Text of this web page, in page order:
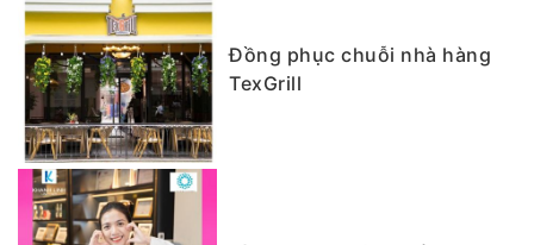
Đồng phục chuỗi nhà hàng
TexGrill